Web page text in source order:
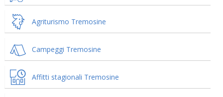
Agriturismo Tremosine
Campeggi Tremosine
Affitti stagionali Tremosine